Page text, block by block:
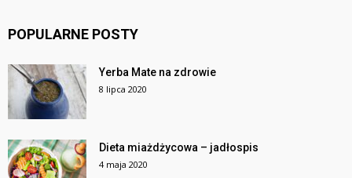
POPULARNE POSTY
Yerba Mate na zdrowie
8 lipca 2020
Dieta miażdżycowa – jadłospis
4 maja 2020